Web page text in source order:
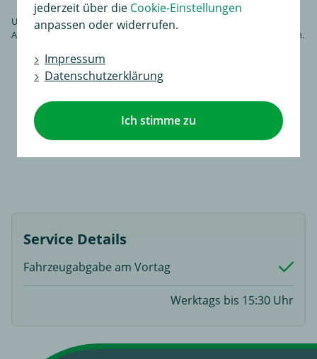
Unser individueller Kaufberater hilft Ihnen dabei eine passende
Anhängerkupplung schnell und einfach für Ihre Bedürfnisse zu finden.
Anhängerkupplung finden
Service Details
Fahrzeugabgabe am Vortag
Werktags bis 15:30 Uhr
jederzeit über die Cookie-Einstellungen
anpassen oder widerrufen.
Impressum
Datenschutzerklärung
Ich stimme zu